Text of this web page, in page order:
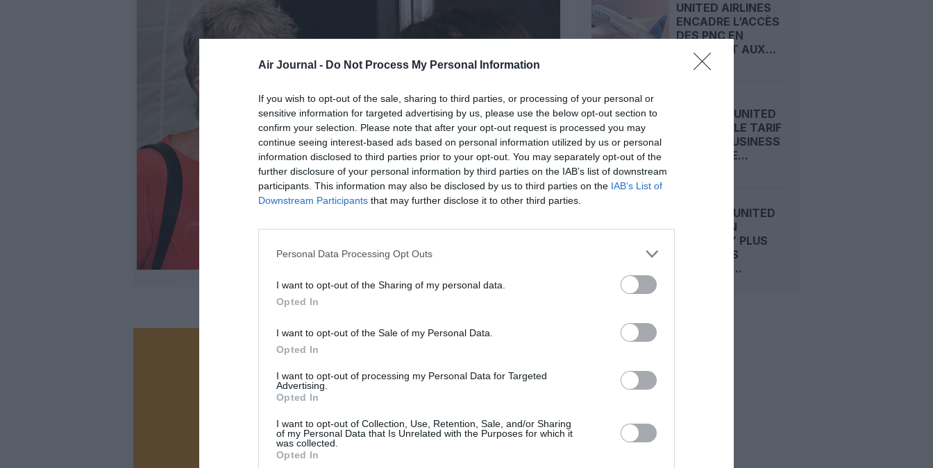
Air Journal - Do Not Process My Personal Information
If you wish to opt-out of the sale, sharing to third parties, or processing of your personal or
sensitive information for targeted advertising by us, please use the below opt-out section to
confirm your selection. Please note that after your opt-out request is processed you may
continue seeing interest-based ads based on personal information utilized by us or personal
information disclosed to third parties prior to your opt-out. You may separately opt-out of the
further disclosure of your personal information by third parties on the IAB’s list of downstream
participants. This information may also be disclosed by us to third parties on the IAB’s List of
Downstream Participants that may further disclose it to other third parties.
Personal Data Processing Opt Outs
I want to opt-out of the Sharing of my personal data.
Opted In
I want to opt-out of the Sale of my Personal Data.
Opted In
I want to opt-out of processing my Personal Data for Targeted
Advertising.
Opted In
I want to opt-out of Collection, Use, Retention, Sale, and/or Sharing
of my Personal Data that Is Unrelated with the Purposes for which it
was collected.
Opted In
Vous avez apprécié l’article ?
Soutenez-nous, faites un don !
NOUS SOUTENIR
UNITED AIRLINES
ENCADRE L’ACCÈS
DES PNC EN
JUMPSEAT AUX...
DELTA ET UNITED
LANCENT LE TARIF
« BASIC BUSINESS
» : CLASSE...
A321XLR : UNITED
INNOVE EN
ECONOMY PLUS
AVEC PLUS
D’ESPACE...